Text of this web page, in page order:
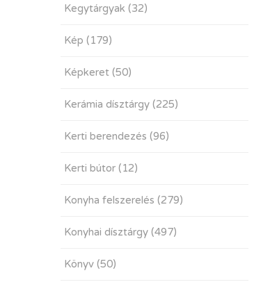
Kegytárgyak (32)
Kép (179)
Képkeret (50)
Kerámia dísztárgy (225)
Kerti berendezés (96)
Kerti bútor (12)
Konyha felszerelés (279)
Konyhai dísztárgy (497)
Könyv (50)